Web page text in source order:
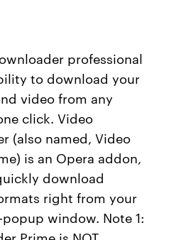
professional
to download your
video from any
click. Video
(also named, Video
is an Opera addon,
download
right from your
window. Note 1: